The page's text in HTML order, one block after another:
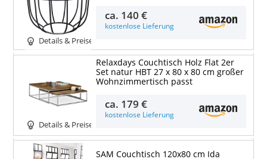
Details & Preise
ca. 140 €
kostenlose Lieferung
Details & Preise
Relaxdays Couchtisch Holz Flat 2er
Set natur HBT 27 x 80 x 80 cm großer
Wohnzimmertisch passt
ca. 179 €
kostenlose Lieferung
SAM Couchtisch 120x80 cm Ida